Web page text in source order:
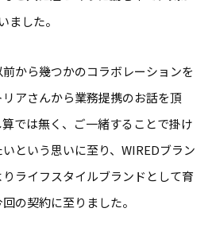
ました。
から幾つかのコラボレーションを
アさんから業務提携のお話を頂
では無く、ご一緒することで掛け
という思いに至り、WIREDブラン
ライフスタイルブランドとして育
の契約に至りました。